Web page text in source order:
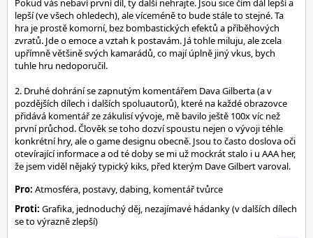
Pokud vás nebaví první díl, ty další nehrajte. Jsou sice čím dál lepší a
lepší (ve všech ohledech), ale víceméně to bude stále to stejné. Ta
hra je prostě komorní, bez bombastických efektů a příběhových
zvratů. Jde o emoce a vztah k postavám. Já tohle miluju, ale zcela
upřímně většině svých kamarádů, co mají úplně jiný vkus, bych
tuhle hru nedoporučil.
2. Druhé dohrání se zapnutým komentářem Dava Gilberta (a v
pozdějších dílech i dalších spoluautorů), které na každé obrazovce
přidává komentář ze zákulisí vývoje, mě bavilo ještě 100x víc než
první průchod. Člověk se toho dozví spoustu nejen o vývoji téhle
konkrétní hry, ale o game designu obecně. Jsou to často doslova oči
otevírající informace a od té doby se mi už mockrát stalo i u AAA her,
že jsem viděl nějaký typický kiks, před kterým Dave Gilbert varoval.
Pro: Atmosféra, postavy, dabing, komentář tvůrce
Proti: Grafika, jednoduchý děj, nezajímavé hádanky (v dalších dílech
se to výrazně zlepší)